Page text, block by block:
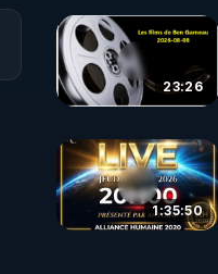
23:26
1:35:50